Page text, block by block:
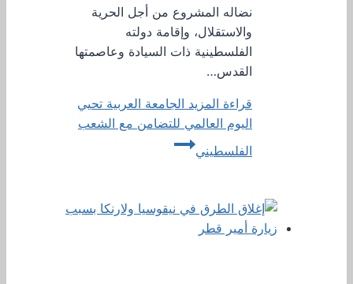
نضاله المشروع من أجل الحرية
والاستقلال، وإقامة دولته
الفلسطينية ذات السيادة وعاصمتها
القدس…
قراءة المزيد الجامعة العربية تحيي
اليوم العالمي للتضامن مع الشعب
الفلسطيني